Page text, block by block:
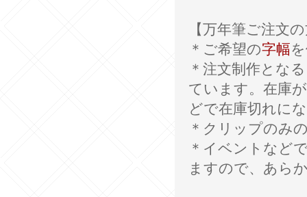
【万年筆ご注文
＊ご希望の字幅
＊注文制作とな
ています。在庫
どで在庫切れに
＊クリップのみ
＊イベントなど
ますので、あら